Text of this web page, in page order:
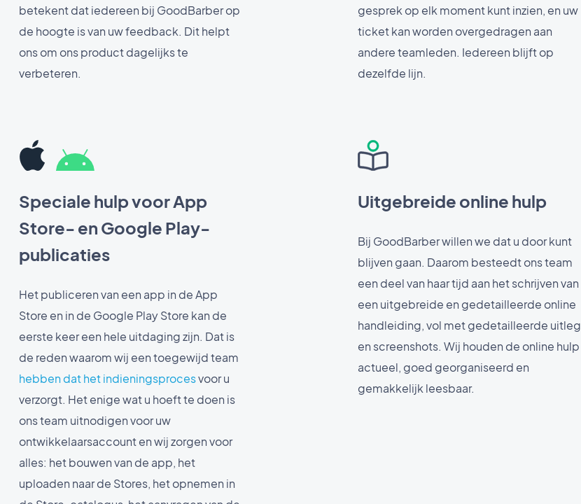
betekent dat iedereen bij GoodBarber op
de hoogte is van uw feedback. Dit helpt
ons om ons product dagelijks te
verbeteren.
gesprek op elk moment kunt inzien, en uw
ticket kan worden overgedragen aan
andere teamleden. Iedereen blijft op
dezelfde lijn.
Speciale hulp voor App
Store- en Google Play-
publicaties
Het publiceren van een app in de App
Store en in de Google Play Store kan de
eerste keer een hele uitdaging zijn. Dat is
de reden waarom wij een toegewijd team
hebben dat het indieningsprocesvoor u
verzorgt. Het enige wat u hoeft te doen is
ons team uitnodigen voor uw
ontwikkelaarsaccount en wij zorgen voor
alles: het bouwen van de app, het
uploaden naar de Stores, het opnemen in
Uitgebreide online hulp
Bij GoodBarber willen we dat u door kunt
blijven gaan. Daarom besteedt ons team
een deel van haar tijd aan het schrijven van
een uitgebreide en gedetailleerde online
handleiding, vol met gedetailleerde uitleg
en screenshots. Wij houden de online hulp
actueel, goed georganiseerd en
gemakkelijk leesbaar.